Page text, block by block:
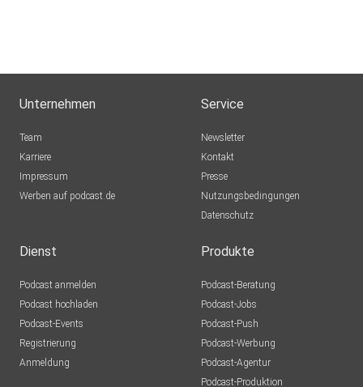
Unternehmen
Team
Karriere
Impressum
Werben auf podcast.de
Service
Newsletter
Kontakt
Presse
Nutzungsbedingungen
Datenschutz
Dienst
Podcast anmelden
Podcast hochladen
Podcast-Events
Registrierung
Anmeldung
Produkte
Podcast-Beratung
Podcast-Jobs
Podcast-Push
Podcast-Werbung
Podcast-Agentur
Podcast-Produktion